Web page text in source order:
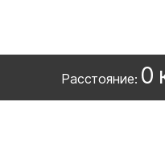
Расстояние: 0